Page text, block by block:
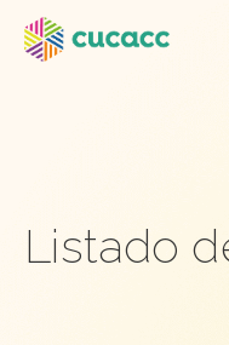
Listado